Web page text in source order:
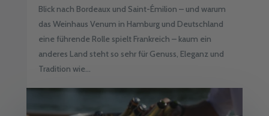
Blick nach Bordeaux und Saint-Émilion – und warum
das Weinhaus Venum in Hamburg und Deutschland
eine führende Rolle spielt Frankreich – kaum ein
anderes Land steht so sehr für Genuss, Eleganz und
Tradition wie...